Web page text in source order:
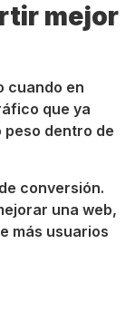
mejor
cuando en
que ya
peso dentro de
conversión.
una web,
más usuarios